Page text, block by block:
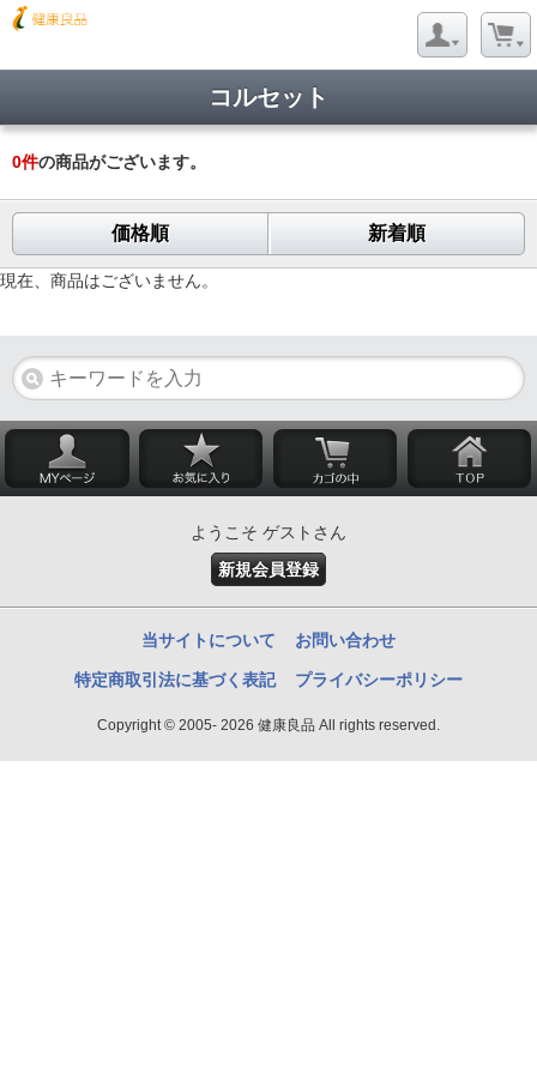
コルセット
0件の商品がございます。
価格順 新着順
現在、商品はございません。
ようこそ ゲストさん
新規会員登録
当サイトについて お問い合わせ
特定商取引法に基づく表記 プライバシーポリシー
Copyright © 2005- 2026 健康良品 All rights reserved.